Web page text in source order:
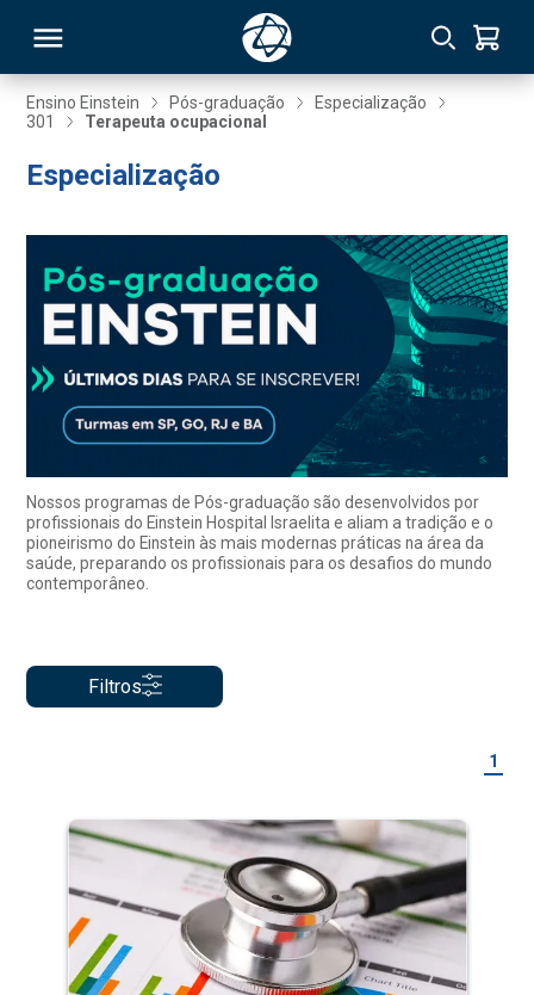
Ensino Einstein Pós-graduação
Especialização
301
Terapeuta ocupacional
Especialização
Nossos programas de Pós-graduação são desenvolvidos por
profissionais do Einstein Hospital Israelita e aliam a tradição e o
pioneirismo do Einstein às mais modernas práticas na área da
saúde, preparando os profissionais para os desafios do mundo
contemporâneo.
Filtros
1